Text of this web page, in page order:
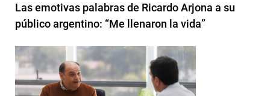
Las emotivas palabras de Ricardo Arjona a su
público argentino: “Me llenaron la vida”